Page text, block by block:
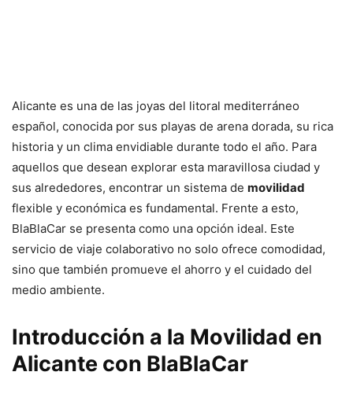
Alicante es una de las joyas del litoral mediterráneo
español, conocida por sus playas de arena dorada, su rica
historia y un clima envidiable durante todo el año. Para
aquellos que desean explorar esta maravillosa ciudad y
sus alrededores, encontrar un sistema de movilidad
flexible y económica es fundamental. Frente a esto,
BlaBlaCar se presenta como una opción ideal. Este
servicio de viaje colaborativo no solo ofrece comodidad,
sino que también promueve el ahorro y el cuidado del
medio ambiente.
Introducción a la Movilidad en
Alicante con BlaBlaCar